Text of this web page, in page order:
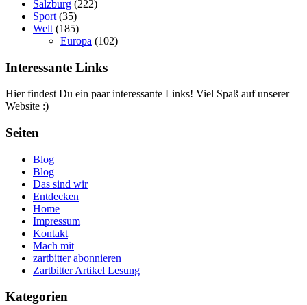
Salzburg (222)
Sport (35)
Welt (185)
Europa (102)
Interessante Links
Hier findest Du ein paar interessante Links! Viel Spaß auf unserer
Website :)
Seiten
Blog
Blog
Das sind wir
Entdecken
Home
Impressum
Kontakt
Mach mit
zartbitter abonnieren
Zartbitter Artikel Lesung
Kategorien